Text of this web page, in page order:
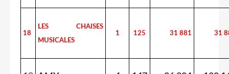
18
LES CHAISES
MUSICALES
1 125 31 881 31